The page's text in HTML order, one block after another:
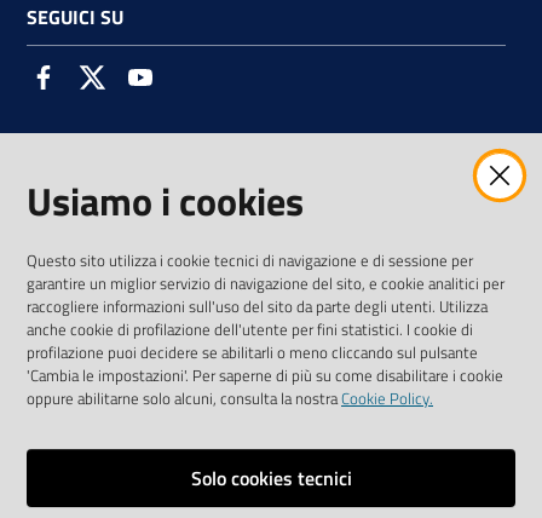
SEGUICI SU
FacebookTwitter
AMMINISTRAZIONE TRASPARENTE INTERCAM S.C.A.R.L.
Vai alla pagina
Media Policy
Usiamo i cookies
Questo sito utilizza i cookie tecnici di navigazione e di sessione per
garantire un miglior servizio di navigazione del sito, e cookie analitici per
raccogliere informazioni sull'uso del sito da parte degli utenti. Utilizza
anche cookie di profilazione dell'utente per fini statistici. I cookie di
profilazione puoi decidere se abilitarli o meno cliccando sul pulsante
'Cambia le impostazioni'. Per saperne di più su come disabilitare i cookie
oppure abilitarne solo alcuni, consulta la nostraCookie Policy.
Solo cookies tecnici